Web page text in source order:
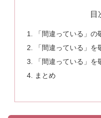
目
「間違っている」の
「間違っている」
「間違っている」
まとめ